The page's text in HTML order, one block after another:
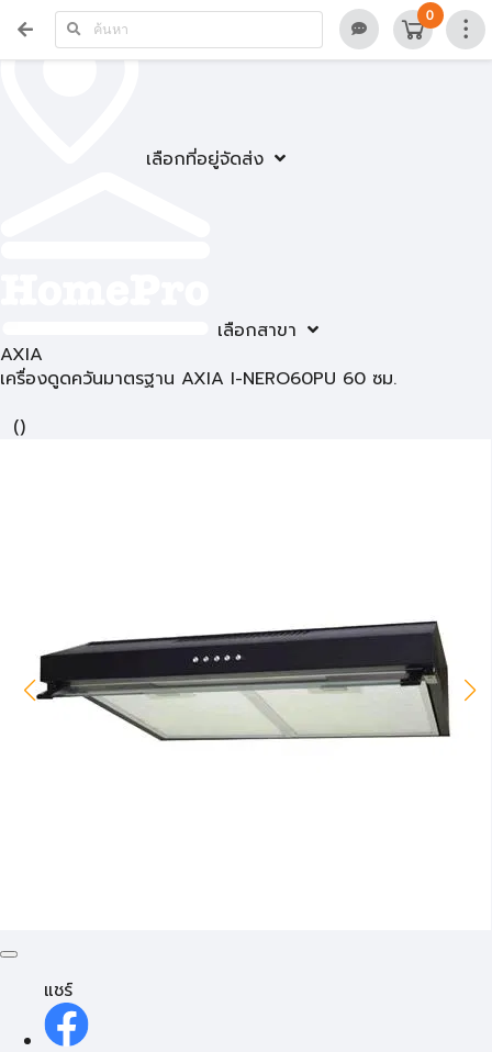
เลือกที่อยู่จัดส่ง
เลือกสาขา
0
AXIA
เครื่องดูดควันมาตรฐาน AXIA I-NERO60PU 60 ซม.
()
แชร์